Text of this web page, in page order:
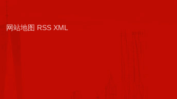
网站地图 RSS XML